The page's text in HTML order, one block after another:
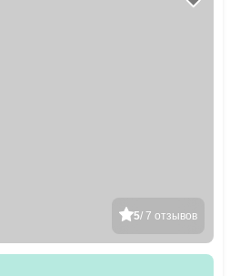
5/ 7 отзывов